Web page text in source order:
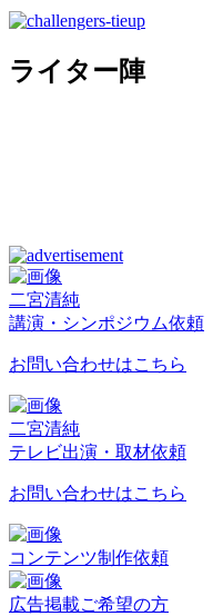
ライター陣
二宮清純
講演・シンポジウム依頼
お問い合わせはこちら
二宮清純
テレビ出演・取材依頼
お問い合わせはこちら
コンテンツ制作依頼
広告掲載ご希望の方